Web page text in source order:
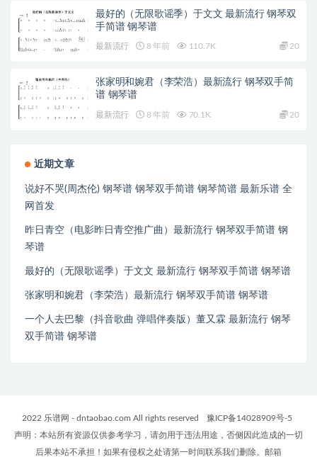
最好的（无限歌谣季）于文文 最新流行 钢琴双
手简谱 钢琴谱
最新流行 8 年前 110.7K 20
张家明和婉君（李荣浩）最新流行 钢琴双手简
谱 钢琴谱
最新流行 8 年前 70.1K 20
近期文章
说好不哭(周杰伦) 钢琴谱 钢琴双手简谱 钢琴简谱 最新乐谱 全
网首发
昨日青空（电影昨日青空推广曲）最新流行 钢琴双手简谱 钢
琴谱
最好的（无限歌谣季）于文文 最新流行 钢琴双手简谱 钢琴谱
张家明和婉君（李荣浩）最新流行 钢琴双手简谱 钢琴谱
一个人去巴黎（抖音歌曲 弹唱伴奏版）董又霖 最新流行 钢琴
双手简谱 钢琴谱
2022 乐谱网 - dntaobao.com All rights reserved
豫ICP备14028909号-5
声明：本站所有资源仅供参考学习，请勿用于违法用途，否侧因此造成的一切
后果本站不承担！如果有侵权之处请第一时间联系我们删除。邮箱